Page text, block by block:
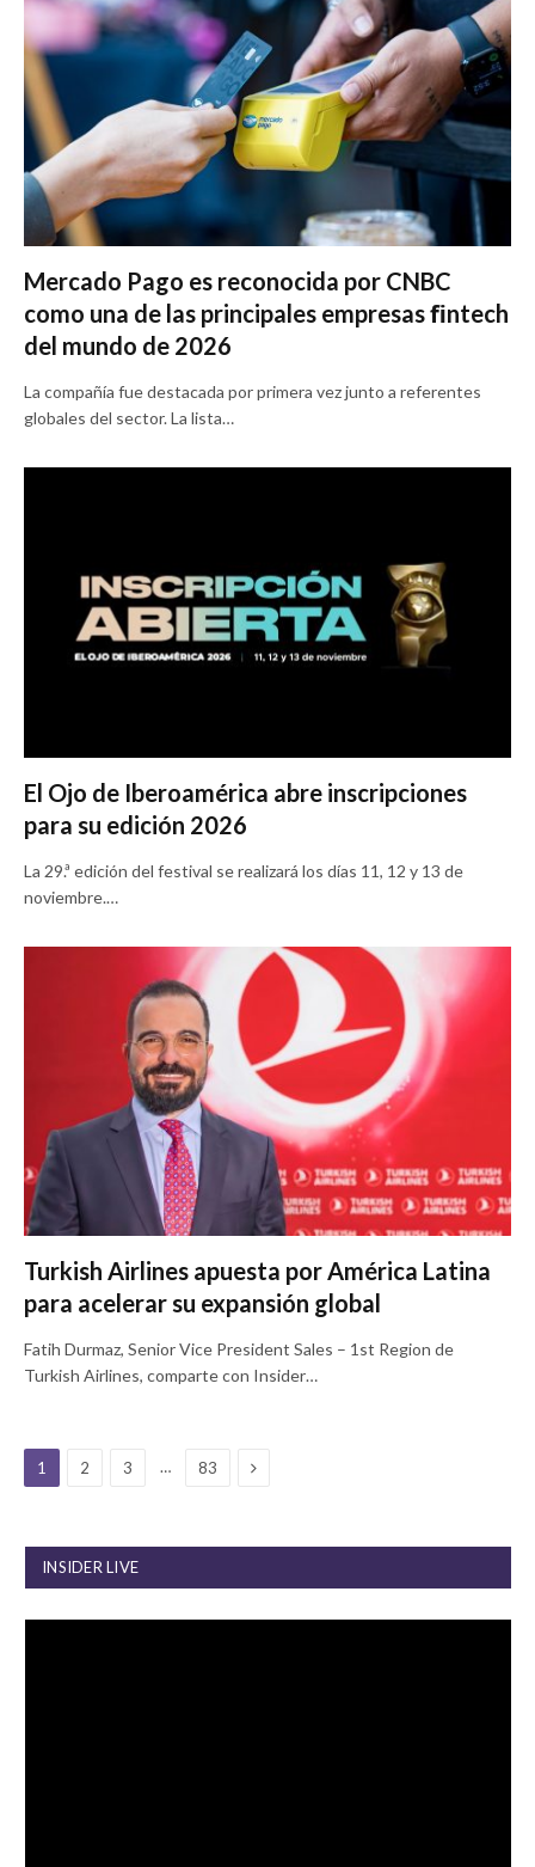
Mercado Pago es reconocida por CNBC
como una de las principales empresas ﬁntech
del mundo de 2026
La compañía fue destacada por primera vez junto a referentes
globales del sector. La lista…
El Ojo de Iberoamérica abre inscripciones
para su edición 2026
La 29.ª edición del festival se realizará los días 11, 12 y 13 de
noviembre.…
Turkish Airlines apuesta por América Latina
para acelerar su expansión global
Fatih Durmaz, Senior Vice President Sales – 1st Region de
Turkish Airlines, comparte con Insider…
1 2 3 … 83 Next
INSIDER LIVE